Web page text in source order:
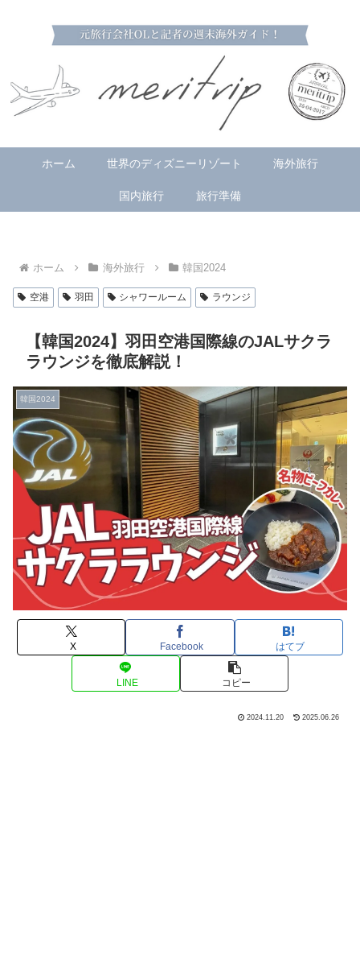
ホーム 世界のディズニーリゾート 海外旅行
国内旅行 旅行準備
ホーム 海外旅行 韓国2024
空港 羽田 シャワールーム ラウンジ
【韓国2024】羽田空港国際線のJALサクラ
ラウンジを徹底解説！
韓国2024
X Facebook はてブ
LINE コピー
2024.11.20 2025.06.26